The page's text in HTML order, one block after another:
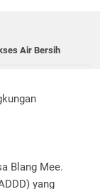
Air Bersih
Blang Mee.
yang